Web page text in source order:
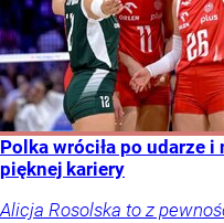
Polka wróciła po udarze
pięknej kariery
Alicja Rosolska to z